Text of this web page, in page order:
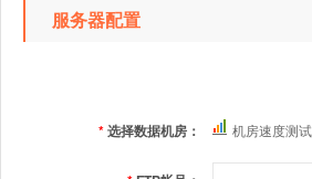
服务器配置
*选择数据机房： 机房速度测试